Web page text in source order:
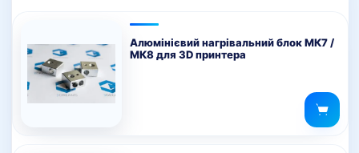
Алюмінієвий нагрівальний блок МК7 /
МК8 для 3D принтера